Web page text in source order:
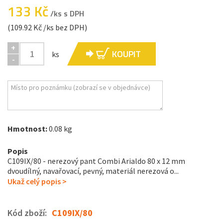
133 Kč/ks s DPH
(109.92 Kč /ks bez DPH)
+
-
ks KOUPIT
Hmotnost:0.08 kg
Popis
C109IX/80 - nerezový pant Combi Arialdo 80 x 12 mm
dvoudílný, navařovací, pevný, materiál nerezová o...
Ukaž celý popis >
Kód zboží: C109IX/80